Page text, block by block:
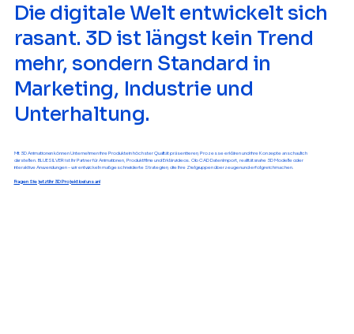
Die digitale Welt entwickelt sich
rasant. 3D ist längst kein Trend
mehr, sondern Standard in
Marketing, Industrie und
Unterhaltung.
Mit 3D Animationen können Unternehmen ihre Produkte in höchster Qualität präsentieren, Prozesse erklären und ihre Konzepte anschaulich
darstellen. BLUE SILVER ist Ihr Partner für Animationen, Produktfilme und Erklärvideos. Ob CAD Daten Import, realitätsnahe 3D Modelle oder
interaktive Anwendungen – wir entwickeln maßgeschneiderte Strategien, die Ihre Zielgruppen überzeugen und erfolgreich machen.
Fragen Sie jetzt Ihr 3D Projekt bei uns an!